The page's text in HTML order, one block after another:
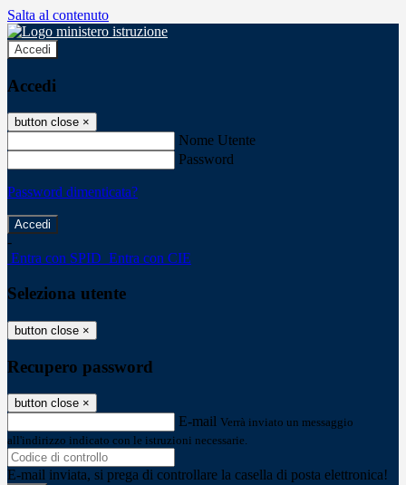
Salta al contenuto
Accedi
Accedi
button close ×
Nome Utente
Password
Password dimenticata?
-
Entra con SPID Entra con CIE
Seleziona utente
button close ×
Recupero password
button close ×
E-mail Verrà inviato un messaggio
all'indirizzo indicato con le istruzioni necessarie.
E-mail inviata, si prega di controllare la casella di posta elettronica!